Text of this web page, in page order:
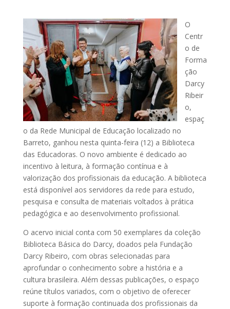
O
Centr
o de
Forma
ção
Darcy
Ribeir
o,
espaç
o da Rede Municipal de Educação localizado no
Barreto, ganhou nesta quinta-feira (12) a Biblioteca
das Educadoras. O novo ambiente é dedicado ao
incentivo à leitura, à formação contínua e à
valorização dos profissionais da educação. A biblioteca
está disponível aos servidores da rede para estudo,
pesquisa e consulta de materiais voltados à prática
pedagógica e ao desenvolvimento profissional.
O acervo inicial conta com 50 exemplares da coleção
Biblioteca Básica do Darcy, doados pela Fundação
Darcy Ribeiro, com obras selecionadas para
aprofundar o conhecimento sobre a história e a
cultura brasileira. Além dessas publicações, o espaço
reúne títulos variados, com o objetivo de oferecer
suporte à formação continuada dos profissionais da